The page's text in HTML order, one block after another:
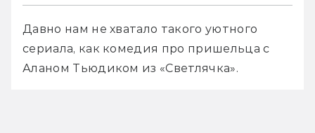
Давно нам не хватало такого уютного
сериала, как комедия про пришельца с
Аланом Тьюдиком из «Светлячка».